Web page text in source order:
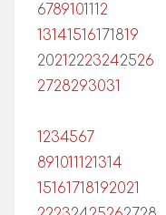
6789101112
13141516171819
2021 2223242526
2728293031
1 234567
891011121314
15161718192021